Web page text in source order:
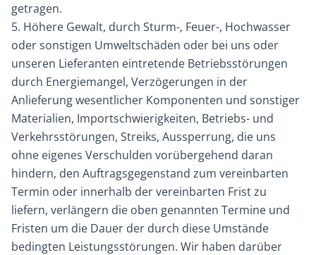
getragen.
5. Höhere Gewalt, durch Sturm-, Feuer-, Hochwasser
oder sonstigen Umweltschäden oder bei uns oder
unseren Lieferanten eintretende Betriebsstörungen
durch Energiemangel, Verzögerungen in der
Anlieferung wesentlicher Komponenten und sonstiger
Materialien, Importschwierigkeiten, Betriebs- und
Verkehrsstörungen, Streiks, Aussperrung, die uns
ohne eigenes Verschulden vorübergehend daran
hindern, den Auftragsgegenstand zum vereinbarten
Termin oder innerhalb der vereinbarten Frist zu
liefern, verlängern die oben genannten Termine und
Fristen um die Dauer der durch diese Umstände
bedingten Leistungsstörungen. Wir haben darüber